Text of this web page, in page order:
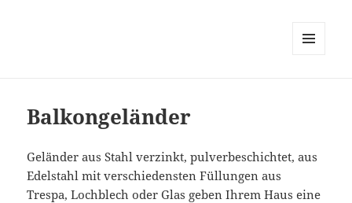
Balkongeländer
Geländer aus Stahl verzinkt, pulverbeschichtet, aus
Edelstahl mit verschiedensten Füllungen aus
Trespa, Lochblech oder Glas geben Ihrem Haus eine